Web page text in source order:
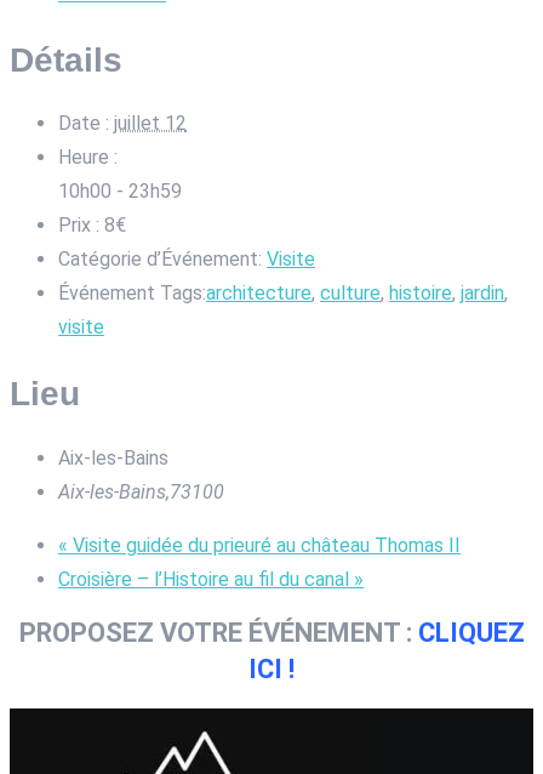
Détails
Date : juillet 12
Heure :
10h00 - 23h59
Prix : 8€
Catégorie d’Événement: Visite
Événement Tags:architecture, culture, histoire, jardin,
visite
Lieu
Aix-les-Bains
Aix-les-Bains,73100
« Visite guidée du prieuré au château Thomas II
Croisière – l’Histoire au fil du canal »
PROPOSEZ VOTRE ÉVÉNEMENT : CLIQUEZ
ICI !